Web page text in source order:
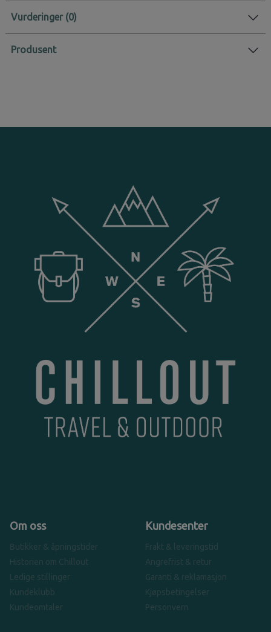
Vurderinger
Produsent
Om oss
Butikker & åpningstider
Historien om Chillout
Ledige stillinger
Kundeklubb
Kundeomtaler
Kundesenter
Frakt & leveringstid
Angrefrist & retur
Garanti & reklamasjon
Kjøpsbetingelser
Personvern